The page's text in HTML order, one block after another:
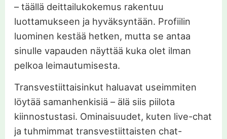
– täällä deittailukokemus rakentuu
luottamukseen ja hyväksyntään. Profiilin
luominen kestää hetken, mutta se antaa
sinulle vapauden näyttää kuka olet ilman
pelkoa leimautumisesta.
Transvestiittaisinkut haluavat useimmiten
löytää samanhenkisiä – älä siis piilota
kiinnostustasi. Ominaisuudet, kuten live-chat
ja tuhmimmat transvestiittaisten chat-